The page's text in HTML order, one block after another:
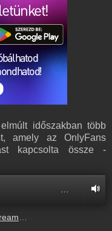
időszakban több
amely az OnlyFans
kapcsolta össze -
kapcsolta-ossze-3.mp3